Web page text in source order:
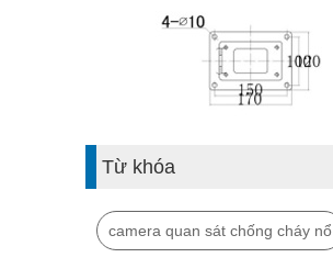
Từ khóa
camera quan sát chống cháy nổ